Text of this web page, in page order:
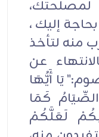
لمصلحتك،
إليك ،
منه لتأخذ
عن
يَا أَيُّهَا
كَمَا
لَعَلَّكُمْ